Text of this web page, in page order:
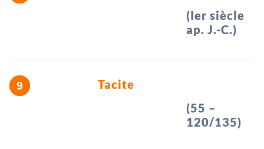
(Ier siècle
ap. J.-C.)
Tacite
(55 –
120/135)